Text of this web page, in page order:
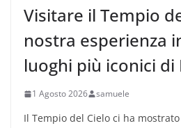
Visitare il Tempio
nostra esperienza
luoghi più iconici di
1 Agosto 2026 samuele
Il Tempio del Cielo ci ha